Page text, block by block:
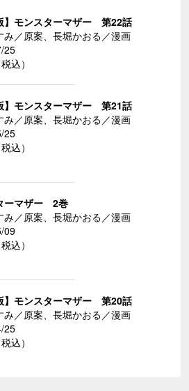
】モンスターマザー 第22話
み／原案、長堀かおる／漫画
25
込）
】モンスターマザー 第21話
み／原案、長堀かおる／漫画
25
込）
ーマザー 2巻
み／原案、長堀かおる／漫画
09
込）
】モンスターマザー 第20話
み／原案、長堀かおる／漫画
25
込）